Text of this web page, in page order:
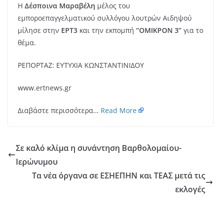
Η Δέσποινα Μαραβέλη μέλος του
εμποροεπαγγελματικού συλλόγου λουτρών Αιδηψού
μίλησε στην ΕΡΤ3 και την εκπομπή “ΟΜΙΚΡΟΝ 3” για το
θέμα.
ΡΕΠΟΡΤΑΖ: ΕΥΤΥΧΙΑ ΚΩΝΣΤΑΝΤΙΝΙΔΟΥ
www.ertnews.gr
Διαβάστε περισσότερα… Read More
Σε καλό κλίμα η συνάντηση Βαρθολομαίου-
Ιερώνυμου
Τα νέα όργανα σε ΕΣΗΕΠΗΝ και ΤΕΑΣ μετά τις
εκλογές